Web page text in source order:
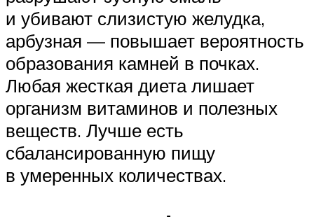
и убивают слизистую желудка,
арбузная — повышает вероятность
образования камней в почках.
Любая жесткая диета лишает
организм витаминов и полезных
веществ. Лучше есть
сбалансированную пищу
в умеренных количествах.